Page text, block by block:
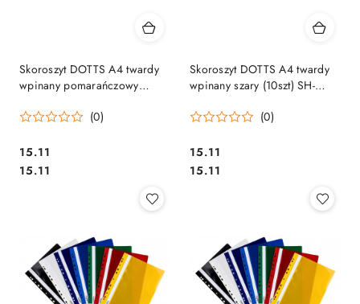
Skoroszyt DOTTS A4 twardy
wpinany pomarańczowy
(0)
Cena:
15.11
Cena:
15.11
Skoroszyt DOTTS A4 twardy
wpinany szary (10szt) SH-
(0)
Cena:
15.11
Cena:
15.11